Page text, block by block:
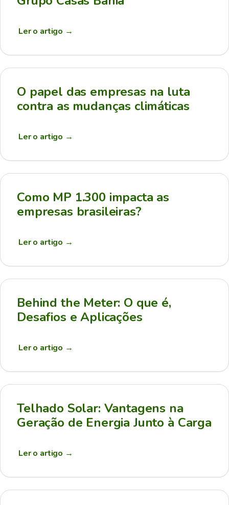
Ler o artigo →
O papel das empresas na luta
contra as mudanças climáticas
Ler o artigo →
Como MP 1.300 impacta as
empresas brasileiras?
Ler o artigo →
Behind the Meter: O que é,
Desafios e Aplicações
Ler o artigo →
Telhado Solar: Vantagens na
Geração de Energia Junto à Carga
Ler o artigo →